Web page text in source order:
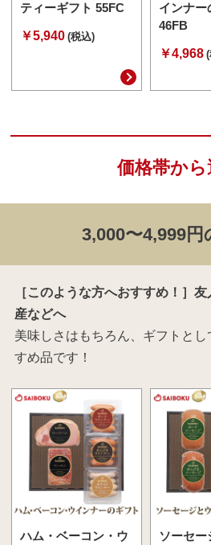
ティーギフト 55FC
￥5,940 (税込)
インナー
46FB
￥4,968
価格帯から
3,000〜4,999円
［このような方へおすすめ！］
産などへ
美味しさはもちろん、ギフトと
すめ品です！
ハム・ベーコン・ウ
ソーセー